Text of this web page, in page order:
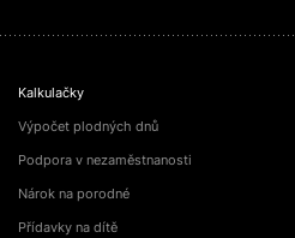
Kalkulačky
Výpočet plodných dnů
Podpora v nezaměstnanosti
Nárok na porodné
Přídavky na dítě